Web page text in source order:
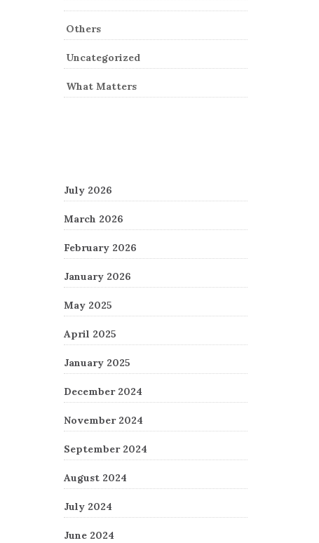
Others
Uncategorized
What Matters
July 2026
March 2026
February 2026
January 2026
May 2025
April 2025
January 2025
December 2024
November 2024
September 2024
August 2024
July 2024
June 2024